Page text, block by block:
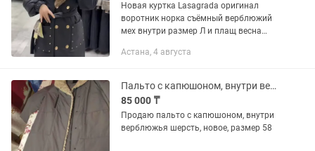
Новая куртка Lasagrada оригинал
воротник норка съёмный верблюжий
мех внутри размер Л и плащ весна
отстегивается размер Л за две вещи
Астана, 4 августа
Пальто с капюшоном, внутри верблюжья шерсть
85 000 ₸
Продаю пальто с капюшоном, внутри
верблюжья шерсть, новое, размер 58